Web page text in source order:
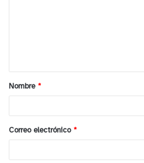
a
r
*
Nombre *
Correo electrónico *